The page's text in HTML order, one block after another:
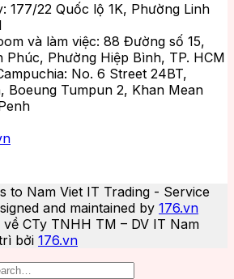
177/22 Quốc lộ 1K, Phường Linh
và làm việc: 88 Đường số 15,
Phúc, Phường Hiệp Bình, TP. HCM
No. 6 Street 24BT,
Boeung Tumpun 2, Khan Mean
to Nam Viet IT Trading - Service
and maintained by 176.vn
CTy TNHH TM – DV IT Nam
bởi 176.vn